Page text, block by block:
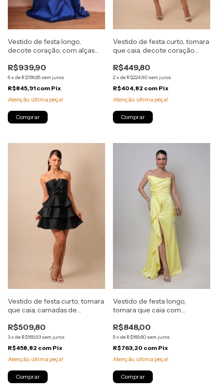
Vestido de festa longo,
decote coração, com alças
R$939,90
6x de R$156,65 sem juros
R$845,91 com Pix
Atenção, última peça!
Comprar
Vestido de festa curto, tomara
que caia, decote coração
R$449,80
2x de R$224,90 sem juros
R$404,82 com Pix
Atenção, última peça!
Comprar
Vestido de festa curto, tomara
que caia, camadas de
fixo - Preto
R$509,80
3x de R$169,93 sem juros
R$458,82 com Pix
Atenção, última peça!
Comprar
Vestido de festa longo,
tomara que caia com
Amarelo
R$848,00
5x de R$169,60 sem juros
R$763,20 com Pix
Atenção, última peça!
Comprar